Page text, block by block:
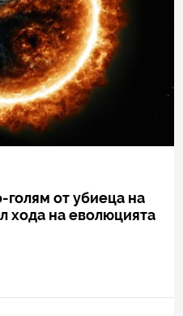
голям от убиеца на
хода на еволюцията